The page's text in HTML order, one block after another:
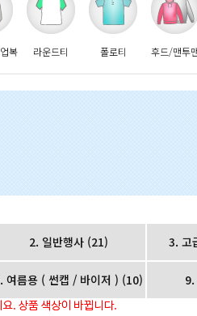
복 라운드티 폴로티 후드/맨투
2. 일반행사 (21) 3. 고
여름용 ( 썬캡 / 바이저 ) (10)